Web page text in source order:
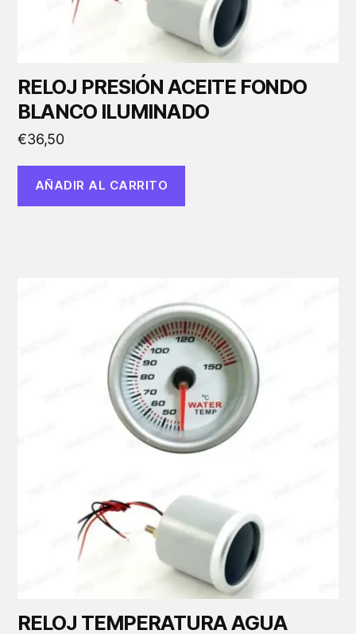
RELOJ PRESIÓN ACEITE FONDO
BLANCO ILUMINADO
€36,50
AÑADIR AL CARRITO
RELOJ TEMPERATURA AGUA